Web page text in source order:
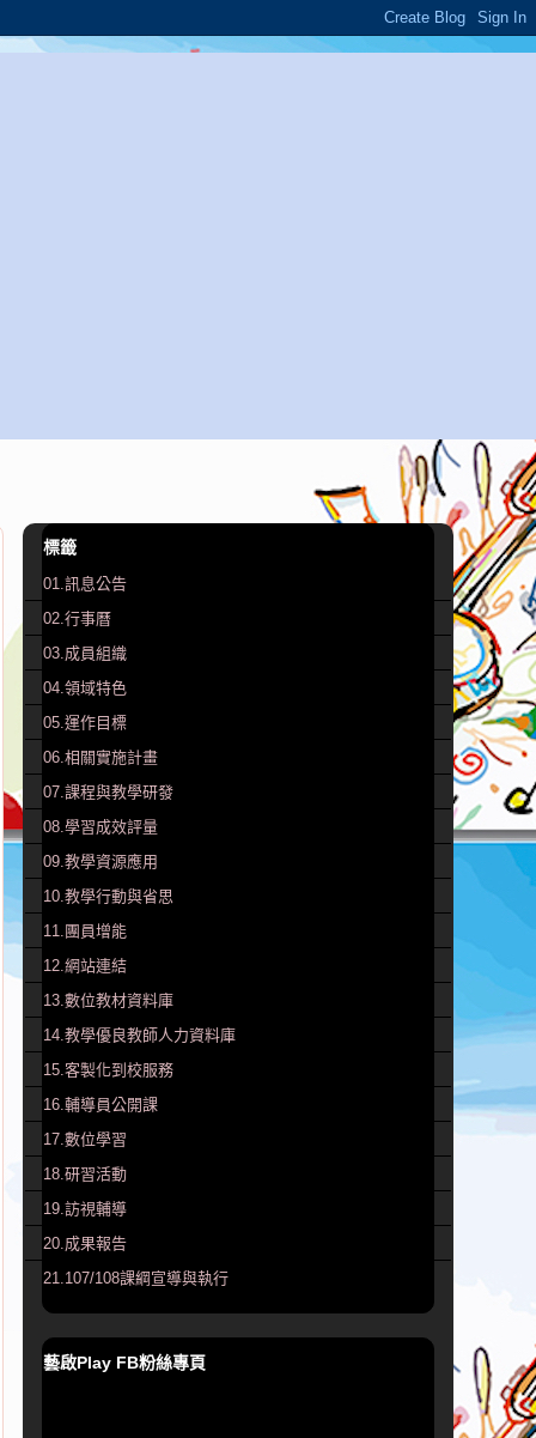
標籤
01.訊息公告
02.行事曆
03.成員組織
04.領域特色
05.運作目標
06.相關實施計畫
07.課程與教學研發
08.學習成效評量
09.教學資源應用
10.教學行動與省思
11.團員增能
12.網站連結
13.數位教材資料庫
14.教學優良教師人力資料庫
15.客製化到校服務
16.輔導員公開課
17.數位學習
18.研習活動
19.訪視輔導
20.成果報告
21.107/108課綱宣導與執行
藝啟Play FB粉絲專頁